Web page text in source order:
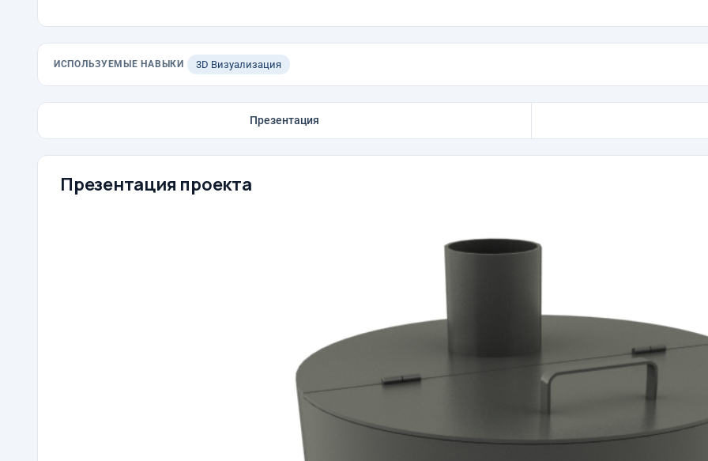
ИСПОЛЬЗУЕМЫЕ НАВЫКИ 3D Визуализация
Презентация
Презентация проекта